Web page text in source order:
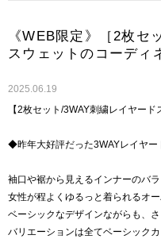
《WEB限定》［2枚セ
スウェットのコーディ
2025.06.19
【2枚セット/3WAY刺繍レイヤード
◆昨年大好評だった3WAYレイヤー
袖口や裾から見えるインナーのバ
女性が程よくゆるっと着られるオ
ベーシックなデザインながらも、
バリエーションは全てベーシック